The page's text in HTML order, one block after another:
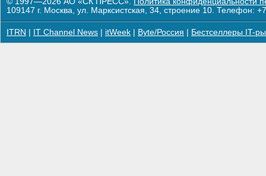
109147 г. Москва, ул. Марксистская, 34, строение 10. Телефон:
ITRN IT Channel News itWeek Byte/Россия Бестселлеры IT-